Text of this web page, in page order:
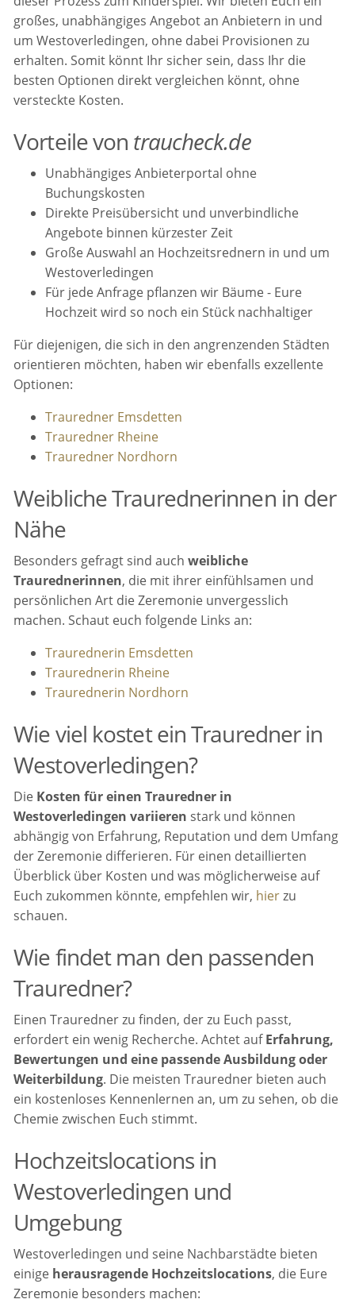
großes, unabhängiges Angebot an Anbietern in und
um Westoverledingen, ohne dabei Provisionen zu
erhalten. Somit könnt Ihr sicher sein, dass Ihr die
besten Optionen direkt vergleichen könnt, ohne
versteckte Kosten.
Vorteile von traucheck.de
Unabhängiges Anbieterportal ohne
Buchungskosten
Direkte Preisübersicht und unverbindliche
Angebote binnen kürzester Zeit
Große Auswahl an Hochzeitsrednern in und um
Westoverledingen
Für jede Anfrage pflanzen wir Bäume - Eure
Hochzeit wird so noch ein Stück nachhaltiger
Für diejenigen, die sich in den angrenzenden Städten
orientieren möchten, haben wir ebenfalls exzellente
Optionen:
Trauredner Emsdetten
Trauredner Rheine
Trauredner Nordhorn
Weibliche Traurednerinnen in der
Nähe
Besonders gefragt sind auchweibliche
Traurednerinnen, die mit ihrer einfühlsamen und
persönlichen Art die Zeremonie unvergesslich
machen. Schaut euch folgende Links an:
Traurednerin Emsdetten
Traurednerin Rheine
Traurednerin Nordhorn
Wie viel kostet ein Trauredner in
Westoverledingen?
Die Kosten für einen Trauredner in
Westoverledingen variieren stark und können
abhängig von Erfahrung, Reputation und dem Umfang
der Zeremonie differieren. Für einen detaillierten
Überblick über Kosten und was möglicherweise auf
Euch zukommen könnte, empfehlen wir, hierzu
schauen.
Wie findet man den passenden
Trauredner?
Einen Trauredner zu finden, der zu Euch passt,
erfordert ein wenig Recherche. Achtet aufErfahrung,
Bewertungen und eine passende Ausbildung oder
Weiterbildung. Die meisten Trauredner bieten auch
ein kostenloses Kennenlernen an, um zu sehen, ob die
Chemie zwischen Euch stimmt.
Hochzeitslocations in
Westoverledingen und
Umgebung
Westoverledingen und seine Nachbarstädte bieten
einige herausragende Hochzeitslocations, die Eure
Zeremonie besonders machen: